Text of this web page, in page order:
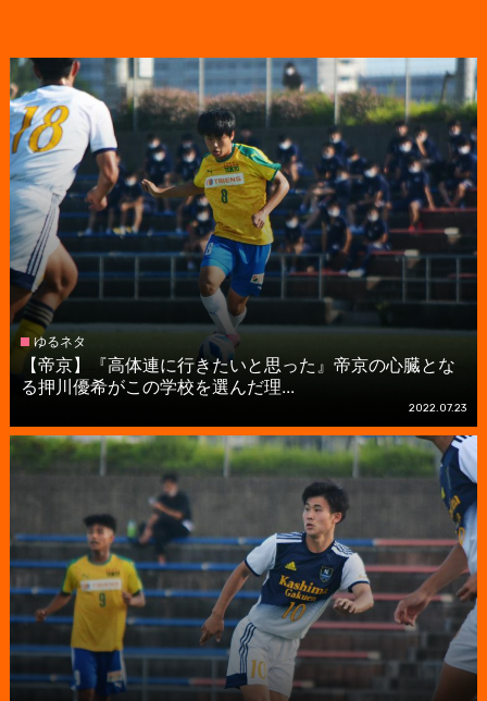
ゆるネタ
【帝京】『高体連に行きたいと思った』帝京の心臓とな
る押川優希がこの学校を選んだ理...
2022.07.23